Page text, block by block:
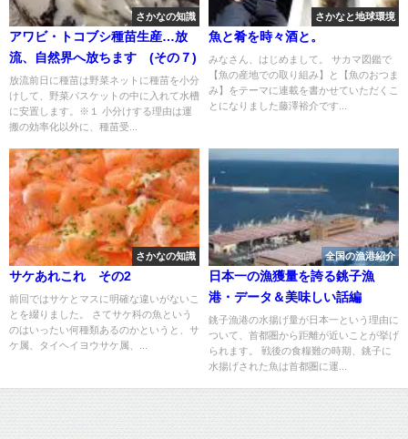
さかなの知識
アワビ・トコブシ種苗生産…放
流、自然界へ放ちます (その７)
放流前日に種苗は野菜ネットに種苗を小分
けして、野菜バスケットの中に入れて水槽
に安置します。※１ 小分けする理由は運
搬の効率化以外に、種苗受...
さかなと地球環境
魚と肴を時々酒と。
みなさん、はじめまして。 サカマ図鑑で
【魚の産地での取り組み】と【魚のおつま
み】をテーマに連載を書かせていただくこ
とになりました藤澤裕介です...
さかなの知識
サケあれこれ その2
前回ではサケとマスに明確な違いがないこ
とを綴りました。 さてサケ科の魚という
のはいったい何種類あるのかというと、サ
ケ属、タイヘイヨウサケ属、...
全国の漁港紹介
日本一の漁獲量を誇る銚子漁
港・データ＆美味しい話編
銚子漁港の水揚げ量が日本一という理由に
ついて、首都圏から距離が近いことが挙げ
られます。 戦後の食糧難の時期、銚子に
水揚げされた魚は首都圏に運...